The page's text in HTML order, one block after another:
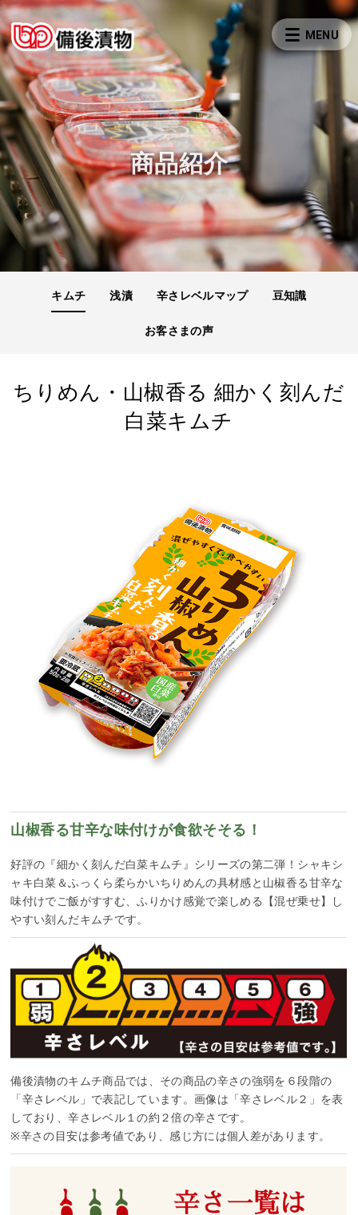
商品紹介
キムチ 浅漬 辛さレベルマップ 豆知識
お客さまの声
ちりめん・山椒香る 細かく刻んだ
白菜キムチ
山椒香る甘辛な味付けが食欲そそる！
好評の『細かく刻んだ白菜キムチ』シリーズの第二弾！シャキシ
ャキ白菜＆ふっくら柔らかいちりめんの具材感と山椒香る甘辛な
味付けでご飯がすすむ、ふりかけ感覚で楽しめる【混ぜ乗せ】し
やすい刻んだキムチです。
備後漬物のキムチ商品では、その商品の辛さの強弱を６段階の
「辛さレベル」で表記しています。画像は「辛さレベル２」を表
しており、辛さレベル１の約２倍の辛さです。
※辛さの目安は参考値であり、感じ方には個人差があります。